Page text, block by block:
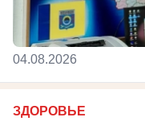
04.08.2026
ЗДОРОВЬЕ